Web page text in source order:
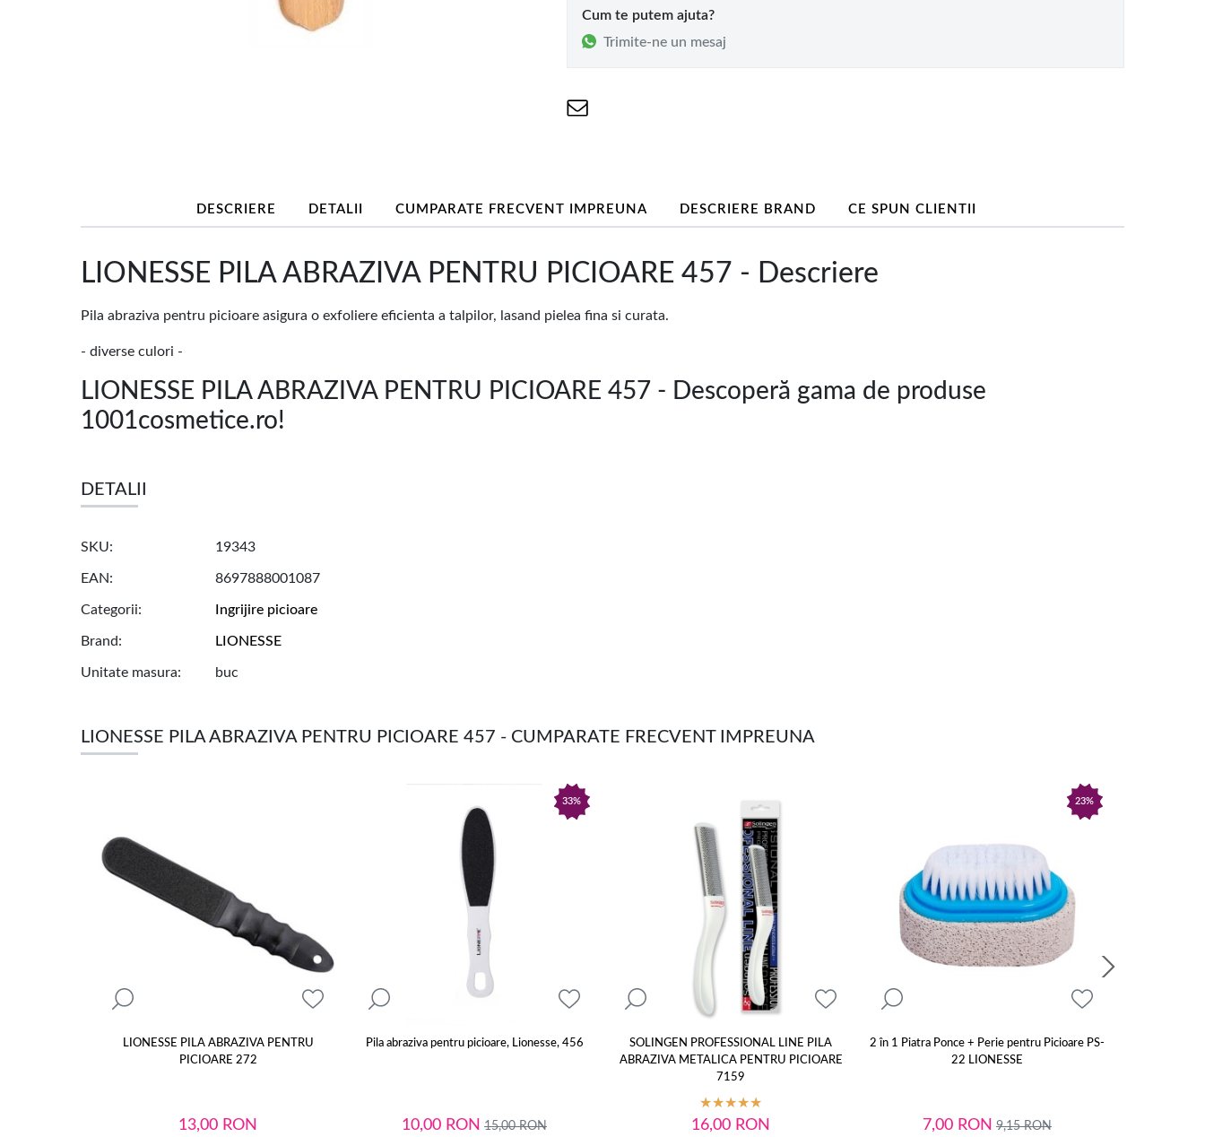
Cum te putem ajuta?
Trimite-ne un mesaj
DESCRIERE DETALII CUMPARATE FRECVENT IMPREUNA DESCRIERE BRAND CE SPUN CLIENTII
LIONESSE PILA ABRAZIVA PENTRU PICIOARE 457 - Descriere
Pila abraziva pentru picioare asigura o exfoliere eficienta a talpilor, lasand pielea fina si curata.
- diverse culori -
LIONESSE PILA ABRAZIVA PENTRU PICIOARE 457 - Descoperă gama de produse
1001cosmetice.ro!
DETALII
SKU 19343
EAN 8697888001087
Categorii Ingrijire picioare
Brand LIONESSE
Unitate masura buc
LIONESSE PILA ABRAZIVA PENTRU PICIOARE 457 - CUMPARATE FRECVENT IMPREUNA
LIONESSE PILA ABRAZIVA PENTRU
PICIOARE 272
13,00 RON
33%
Pila abraziva pentru picioare, Lionesse, 456
10,00 RON 15,00RON
SOLINGEN PROFESSIONAL LINE PILA
ABRAZIVA METALICA PENTRU PICIOARE
7159
16,00 RON
23%
2 în 1 Piatra Ponce + Perie pentru Picioare PS-
22 LIONESSE
7,00 RON 9,15RON